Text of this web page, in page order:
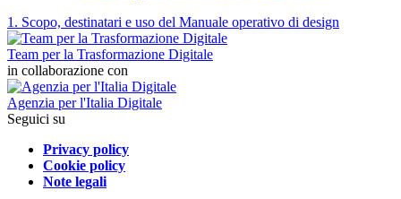
1. Scopo, destinatari e uso del Manuale operativo di design
Team per la Trasformazione Digitale
in collaborazione con
Agenzia per l'Italia Digitale
Seguici su
Privacy policy
Cookie policy
Note legali